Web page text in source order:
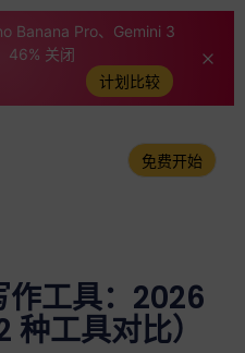
Banana Pro、Gemini 3
46% 关闭
计划比较
免费开始
作工具：2026
种工具对比）